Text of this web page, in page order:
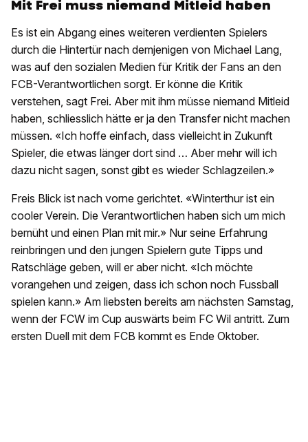
Mit Frei muss niemand Mitleid haben
Es ist ein Abgang eines weiteren verdienten Spielers
durch die Hintertür nach demjenigen von Michael Lang,
was auf den sozialen Medien für Kritik der Fans an den
FCB-Verantwortlichen sorgt. Er könne die Kritik
verstehen, sagt Frei. Aber mit ihm müsse niemand Mitleid
haben, schliesslich hätte er ja den Transfer nicht machen
müssen. «Ich hoffe einfach, dass vielleicht in Zukunft
Spieler, die etwas länger dort sind … Aber mehr will ich
dazu nicht sagen, sonst gibt es wieder Schlagzeilen.»
Freis Blick ist nach vorne gerichtet. «Winterthur ist ein
cooler Verein. Die Verantwortlichen haben sich um mich
bemüht und einen Plan mit mir.» Nur seine Erfahrung
reinbringen und den jungen Spielern gute Tipps und
Ratschläge geben, will er aber nicht. «Ich möchte
vorangehen und zeigen, dass ich schon noch Fussball
spielen kann.» Am liebsten bereits am nächsten Samstag,
wenn der FCW im Cup auswärts beim FC Wil antritt. Zum
ersten Duell mit dem FCB kommt es Ende Oktober.